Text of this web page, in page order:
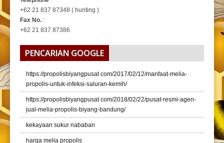
+62 21 837 87348 ( hunting )
Fax No. :
+62 21 837 87386
PENCARIAN GOOGLE
https://propolisbiyangpusat com/2017/02/12/manfaat-melia-
propolis-untuk-infeksi-saluran-kemih/
https://propolisbiyangpusat com/2018/02/22/pusat-resmi-agen-
jual-melia-propolis-biyang-bandung/
kekayaan sukur nababan
harga melia propolis